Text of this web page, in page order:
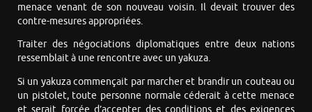
menace venant de son nouveau voisin. Il devait trouver des
contre-mesures appropriées.
Traiter des négociations diplomatiques entre deux nations
ressemblait à une rencontre avec un yakuza.
Si un yakuza commençait par marcher et brandir un couteau ou
un pistolet, toute personne normale céderait à cette menace
et serait forcée d’accepter des conditions et des exigences